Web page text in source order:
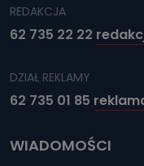
REDAKCJA
62 735 22 22
DZIAŁ REKLAMY
62 735 01 85
WIADOMOŚCI